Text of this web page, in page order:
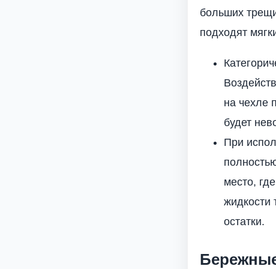
больших
подходят
на чехле
будет
При
место,
жидкости
остатки.